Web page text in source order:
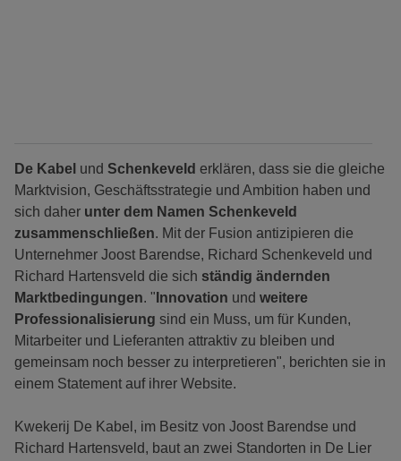
De Kabel und Schenkeveld erklären, dass sie die gleiche
Marktvision, Geschäftsstrategie und Ambition haben und
sich daher unter dem Namen Schenkeveld
zusammenschließen. Mit der Fusion antizipieren die
Unternehmer Joost Barendse, Richard Schenkeveld und
Richard Hartensveld die sich ständig ändernden
Marktbedingungen. " Innovation und weitere
Professionalisierung sind ein Muss, um für Kunden,
Mitarbeiter und Lieferanten attraktiv zu bleiben und
gemeinsam noch besser zu interpretieren", berichten sie in
einem Statement auf ihrer Website.
Kwekerij De Kabel, im Besitz von Joost Barendse und
Richard Hartensveld, baut an zwei Standorten in De Lier